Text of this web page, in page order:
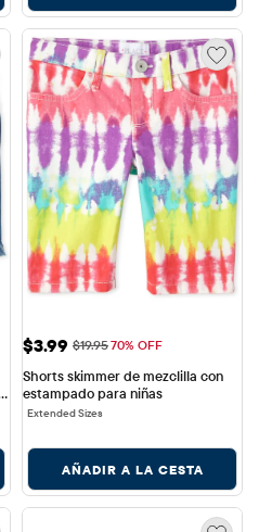
Precio de venta: $3.99
$3.99 Precio original: $19.95
$19.9570% OFF
Shorts skimmer de mezclilla con
estampado para niñas
Extended Sizes
AÑADIR A LA CESTA